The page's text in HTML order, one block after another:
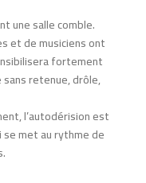
une salle comble.
et de musiciens ont
fortement
retenue, drôle,
l’autodérision est
se met au rythme de